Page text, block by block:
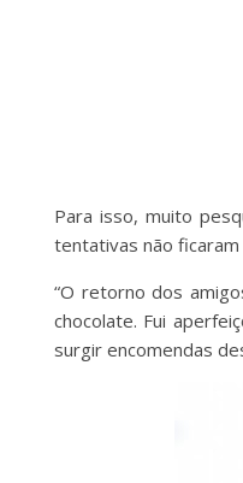
Para isso, muito
tentativas não
“O retorno dos
chocolate. Fui
surgir encomendas